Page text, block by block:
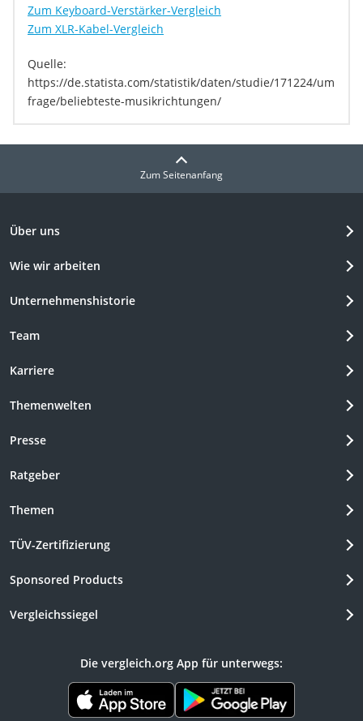
Zum Keyboard-Verstärker-Vergleich
Zum XLR-Kabel-Vergleich
Quelle:
https://de.statista.com/statistik/daten/studie/171224/um
frage/beliebteste-musikrichtungen/
Zum Seitenanfang
Über uns
Wie wir arbeiten
Unternehmenshistorie
Team
Karriere
Themenwelten
Presse
Ratgeber
Themen
TÜV-Zertifizierung
Sponsored Products
Vergleichssiegel
Die vergleich.org App für unterwegs: